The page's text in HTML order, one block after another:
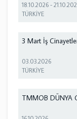
18.10.2026 -
TÜRKİYE
3 Mart İş
03.03.2026
TÜRKİYE
TMMOB DÜNYA